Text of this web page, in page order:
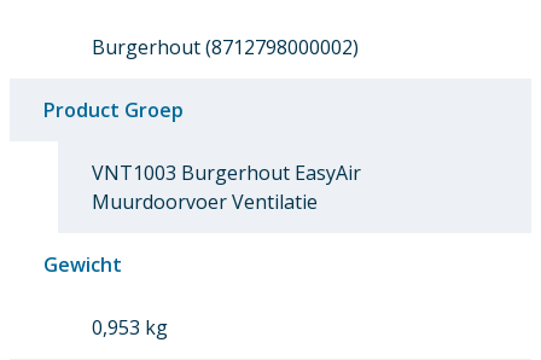
Burgerhout (8712798000002)
Product Groep
VNT1003 Burgerhout EasyAir
Muurdoorvoer Ventilatie
Gewicht
0,953 kg